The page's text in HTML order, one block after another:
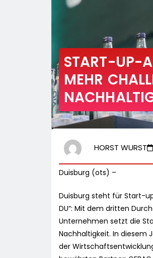
START-UP-
MEHR
HORST WURST
Duisburg (ots) –
Duisburg steht für Start-
DU“: Mit dem dritten
Unternehmen setzt die
Nachhaltigkeit. In diesem
der